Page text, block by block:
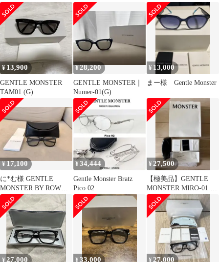
¥ 13,900
GENTLE MONSTER
TAM01 (G)
¥28,200
GENTLE MONSTER｜
Numer-01(G)
¥ 13,000
まー様 Gentle Monster
¥17,100
に*む様 GENTLE
MONSTER BY ROW
01(BR)
¥34,444
Gentle Monster Bratz
Pico 02
¥ 27,500
【極美品】GENTLE
MONSTER MIRO-01 ジ
ェントルモンスター
¥27,000 ¥33,000 ¥ 27,000